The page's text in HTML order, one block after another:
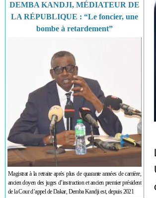
DEMBA KANDJI, MÉDIATEUR DE
LA RÉPUBLIQUE : “Le foncier, une
bombe à retardement”
Magistrat à la retraite après plus de quarante années de carrière,
ancien doyen des juges d’instruction et ancien premier président
de la Cour d’appel de Dakar, Demba Kandji est, depuis 2021